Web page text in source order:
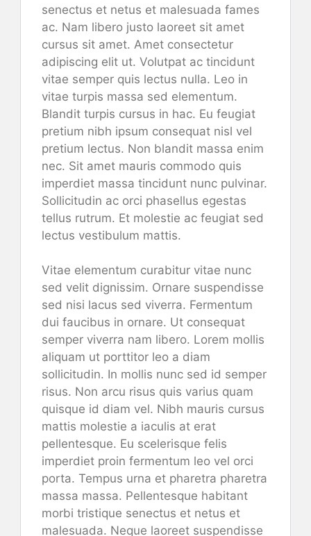
senectus et netus et malesuada fames
ac. Nam libero justo laoreet sit amet
cursus sit amet. Amet consectetur
adipiscing elit ut. Volutpat ac tincidunt
vitae semper quis lectus nulla. Leo in
vitae turpis massa sed elementum.
Blandit turpis cursus in hac. Eu feugiat
pretium nibh ipsum consequat nisl vel
pretium lectus. Non blandit massa enim
nec. Sit amet mauris commodo quis
imperdiet massa tincidunt nunc pulvinar.
Sollicitudin ac orci phasellus egestas
tellus rutrum. Et molestie ac feugiat sed
lectus vestibulum mattis.
Vitae elementum curabitur vitae nunc
sed velit dignissim. Ornare suspendisse
sed nisi lacus sed viverra. Fermentum
dui faucibus in ornare. Ut consequat
semper viverra nam libero. Lorem mollis
aliquam ut porttitor leo a diam
sollicitudin. In mollis nunc sed id semper
risus. Non arcu risus quis varius quam
quisque id diam vel. Nibh mauris cursus
mattis molestie a iaculis at erat
pellentesque. Eu scelerisque felis
imperdiet proin fermentum leo vel orci
porta. Tempus urna et pharetra pharetra
massa massa. Pellentesque habitant
morbi tristique senectus et netus et
malesuada. Neque laoreet suspendisse